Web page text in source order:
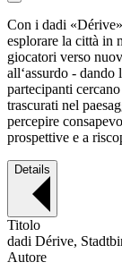
Con i dadi
esplorare la città in
giocatori verso
all‘assurdo -
partecipanti
trascurati nel
percepire
prospettive e a
Details
Titolo
dadi Dérive,
Autore